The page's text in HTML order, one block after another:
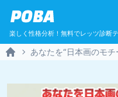
POBA
楽しく性格分析！無料でレッツ診断
あなたを“日本画のモ